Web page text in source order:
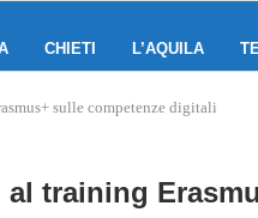
CHIETI L’AQUILA
sulle competenze digitali
training